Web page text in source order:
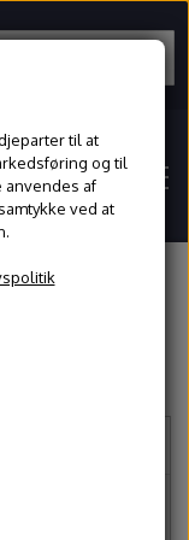
til at
og til
anvendes af
ved at